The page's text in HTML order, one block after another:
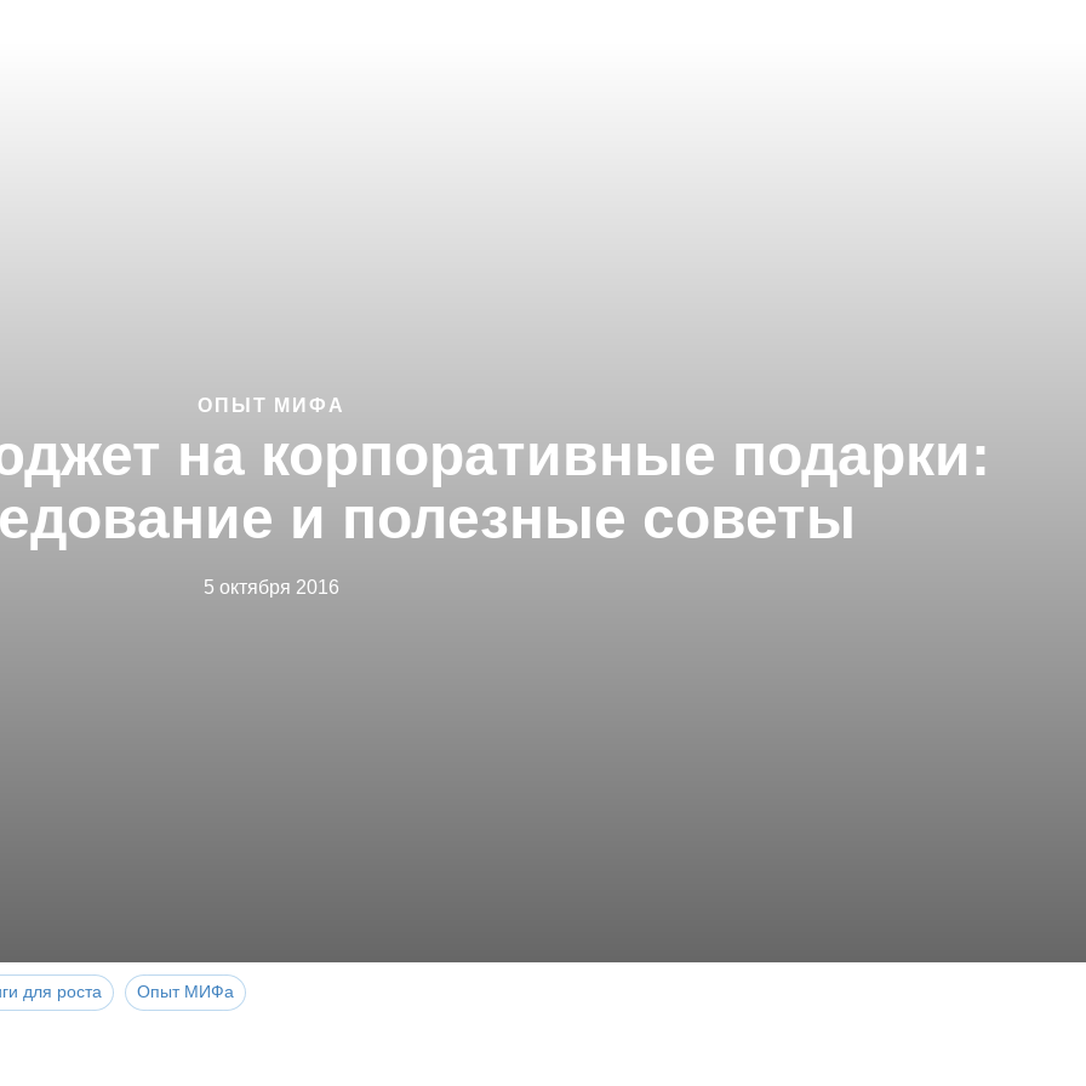
ОПЫТ МИФА
на корпоративные подарки:
и полезные советы
5 октября 2016
для роста Опыт МИФа